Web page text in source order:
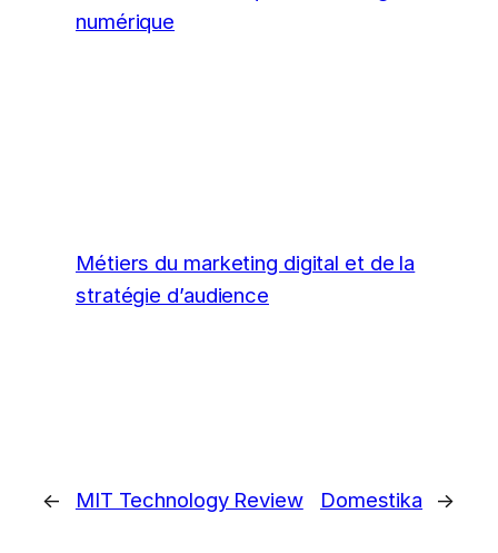
numérique
Métiers du marketing digital et de la
stratégie d’audience
← MIT Technology Review Domestika →